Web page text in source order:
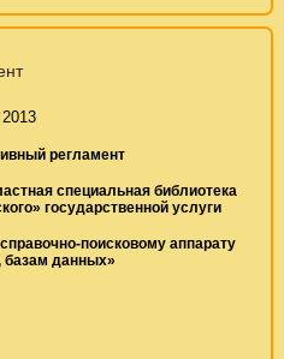
регламент
специальная библиотека
государственной услуги
поисковому аппарату
базам данных»